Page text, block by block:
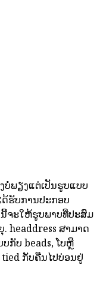
ບໍ່ພຽງແຕ່ເປັນຮູບແບບ
ດ້ຮັບການປະກອບ
ຈະໃຫ້ຮູບພາບທີ່ປະສົມ
headdress ສາມາດ
ກັບ beads, ໂບຫຼື
ກັບຄືນໄປບ່ອນຢູ່